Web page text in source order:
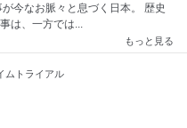
今なお脈々と息づく日本。 歴史
は、一方では...
もっと見る
ムトライアル